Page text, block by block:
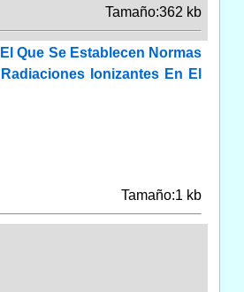
Tamaño:362 kb
Que Se Establecen Normas
Ionizantes En El
Tamaño:1 kb